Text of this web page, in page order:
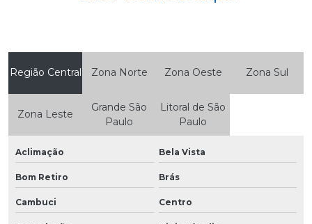
Região Central Zona Norte Zona Oeste Zona Sul
Zona Leste
Grande São
Paulo
Litoral de São
Paulo
Aclimação Bela Vista
Bom Retiro Brás
Cambuci Centro